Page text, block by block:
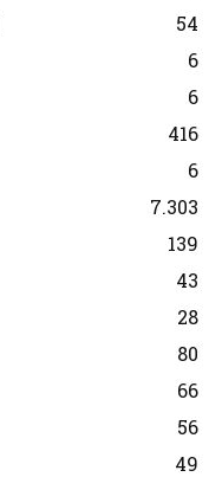
54
6
6
416
6
7.303
139
43
28
80
66
56
49